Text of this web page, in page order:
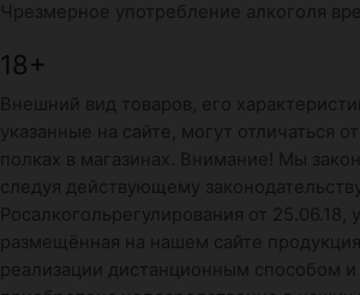
Чрезмерное употребление алкоголя
18+
Внешний вид товаров, его
указанные на сайте, могут отличаться
полках в магазинах. Внимание! Мы
следуя действующему
Росалкогольрегулирования от 25.06.18,
размещённая на нашем сайте
реализации дистанционным способом